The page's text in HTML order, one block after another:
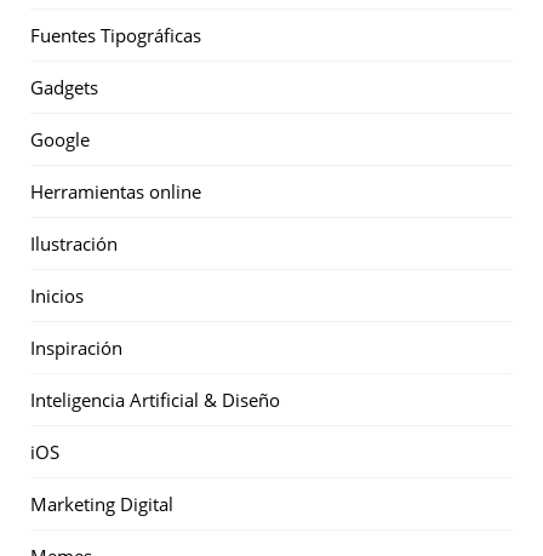
Fuentes Tipográficas
Gadgets
Google
Herramientas online
Ilustración
Inicios
Inspiración
Inteligencia Artificial & Diseño
iOS
Marketing Digital